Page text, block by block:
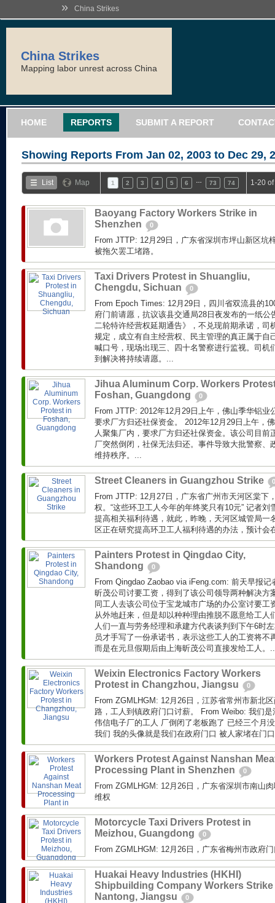
» China Strikes
China Strikes
Mapping labor unrest across China
HOME REPORTS SUBMIT A REPORT
Showing Reports From Jan 02, 2003 to Dec 29,
List Map 1 2 3 4 5 6 73 74 1-20
Baoyang Factory Workers Strike in
Shenzhen
0
From JTTP: 12月29日，广东省深圳市坪山新区坑
被拖欠罢工堵路。
Taxi Drivers Protest in Shuangliu,
Chengdu, Sichuan
0
From Epoch Times: 12月29日，四川省双流县的
府门前请愿，抗议该县交通局28日夜发布的一纸公
二轮特许经营权延期通告》，不兑现前期承诺，司
规定，成立有自主经营权、民主管理的真正属于自
喊口号，现场出现三、四十名警察进行监视。司机
到解决将持续请愿。...
Jihua Aluminum Corp. Workers
Foshan, Guangdong
0
From JTTP: 2012年12月29日上午，佛山季华铝业
要求厂方归还社保资金。 2012年12月29日上午，
人聚集厂内，要求厂方归还社保资金。该公司目前
厂突然倒闭，社保无法归还。事件导致大批警察、
维持秩序。...
Street Cleaners in Guangzhou Strike 0
From JTTP: 12月27日，广东省广州市天河区棠下
权。“这些环卫工人今年的年终奖只有10元” 记者
提高相关福利待遇，就此，昨晚，天河区城管局一
区正在研究提高环卫工人福利待遇的办法，预计会
Painters Protest in Qingdao City,
Shandong
0
From Qingdao Zaobao via iFeng.com: 前天早报
昕茂公司讨要工资，得到了该公司领导两种解决方
同工人去该公司位于宝龙城市广场的办公室讨要工
从外地赶来，但是却以种种理由推脱不愿意给工人
人们一直与劳务经理和承建方代表谈判到下午6时
员才手写了一份承诺书，表示这些工人的工资将不
而是在元旦假期后由上海昕茂公司直接发给工人。
Weixin Electronics Factory Workers
Protest in Changzhou, Jiangsu
0
From ZGMLHGM: 12月26日，江苏省常州市新北
路，工人到镇政府门口讨薪。 From Weibo: 我们
伟信电子厂的工人 厂倒闭了老板跑了 已经三个月
我们 我的头像就是我们在政府门口 被人家堵在门
Workers Protest Against Nanshan
Processing Plant in Shenzhen
0
From ZGMLHGM: 12月26日，广东省深圳市南山
维权
Motorcycle Taxi Drivers Protest in
Meizhou, Guangdong
0
From ZGMLHGM: 12月26日，广东省梅州市政府
Huakai Heavy Industries (HKHI)
Shipbuilding Company Workers Strike
Nantong, Jiangsu
0